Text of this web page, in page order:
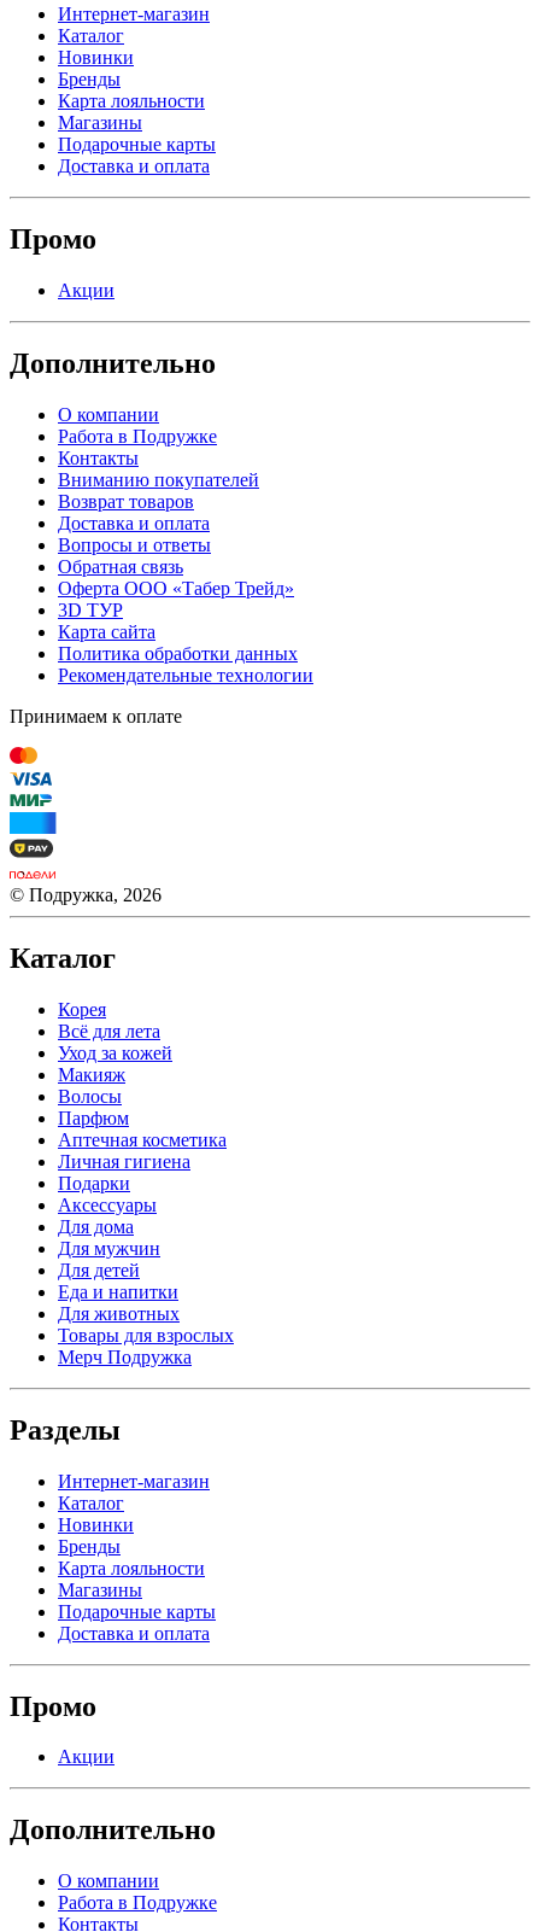
Интернет-магазин
Каталог
Новинки
Бренды
Карта лояльности
Магазины
Подарочные карты
Доставка и оплата
Промо
Акции
Дополнительно
О компании
Работа в Подружке
Контакты
Вниманию покупателей
Возврат товаров
Доставка и оплата
Вопросы и ответы
Обратная связь
Оферта ООО «Табер Трейд»
3D ТУР
Карта сайта
Политика обработки данных
Рекомендательные технологии
Принимаем к оплате
© Подружка, 2026
Каталог
Корея
Всё для лета
Уход за кожей
Макияж
Волосы
Парфюм
Аптечная косметика
Личная гигиена
Подарки
Аксессуары
Для дома
Для мужчин
Для детей
Еда и напитки
Для животных
Товары для взрослых
Мерч Подружка
Разделы
Интернет-магазин
Каталог
Новинки
Бренды
Карта лояльности
Магазины
Подарочные карты
Доставка и оплата
Промо
Акции
Дополнительно
О компании
Работа в Подружке
Контакты